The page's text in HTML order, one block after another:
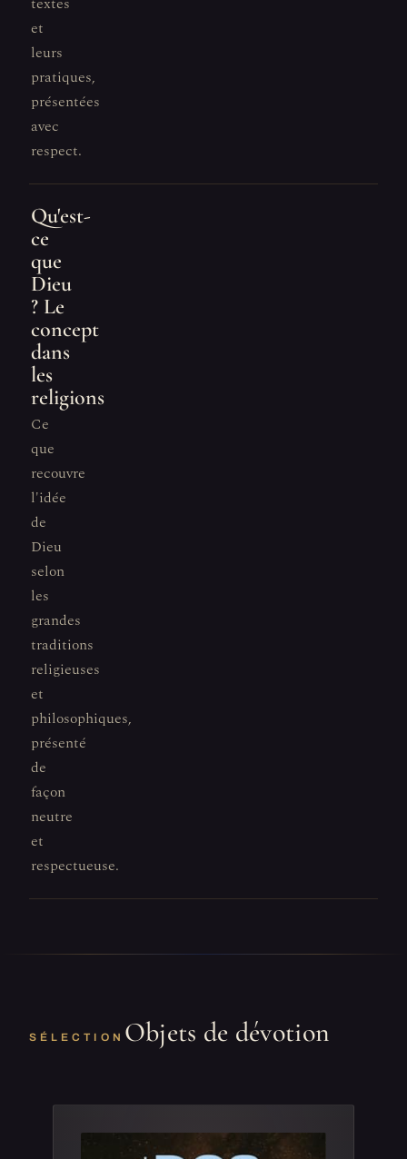
et
leurs
pratiques,
présentées
avec
respect.
Qu'est-
ce
que
Dieu
? Le
concept
dans
les
religions
Ce
que
recouvre
l'idée
de
Dieu
selon
les
grandes
traditions
religieuses
et
philosophiques,
présenté
de
façon
neutre
et
respectueuse.
SÉLECTION Objets de dévotion